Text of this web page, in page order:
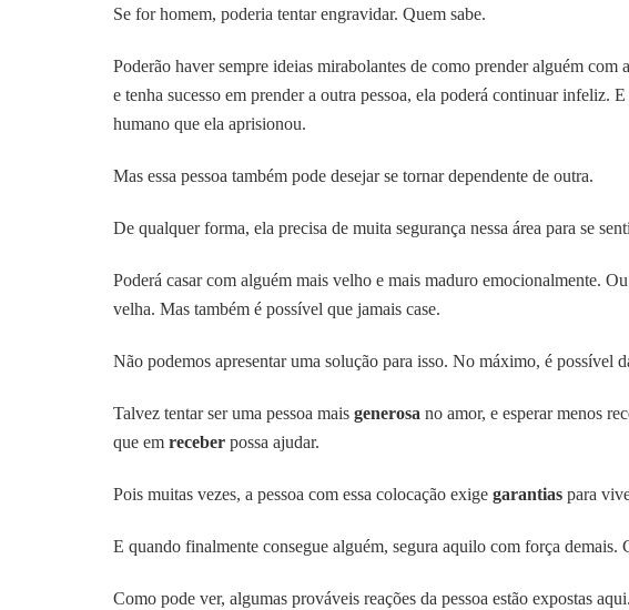
Se for homem, poderia tentar engravidar. Quem sabe.
Poderão haver sempre ideias mirabolantes de como prender alguém com
e tenha sucesso em prender a outra pessoa, ela poderá continuar infeliz.
humano que ela aprisionou.
Mas essa pessoa também pode desejar se tornar dependente de outra.
De qualquer forma, ela precisa de muita segurança nessa área para se
Poderá casar com alguém mais velho e mais maduro emocionalmente.
velha. Mas também é possível que jamais case.
Não podemos apresentar uma solução para isso. No máximo, é possível
Talvez tentar ser uma pessoa mais generosa no amor, e esperar menos
que em receber possa ajudar.
Pois muitas vezes, a pessoa com essa colocação exige garantias para
E quando finalmente consegue alguém, segura aquilo com força demais.
Como pode ver, algumas prováveis reações da pessoa estão expostas